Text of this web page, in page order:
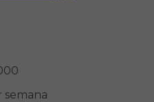
semana